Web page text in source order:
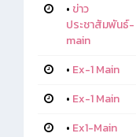
• ข่าว
ประชาสัมพันธ์-
main
• Ex-1 Main
• Ex-1 Main
• Ex1-Main